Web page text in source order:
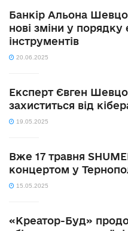
Банкір Альона
нові зміни у
інструментів
20.06.2025
Експерт Євген
захиститься від
19.05.2025
Вже 17 травня
концертом у
15.05.2025
«Креатор-Буд»